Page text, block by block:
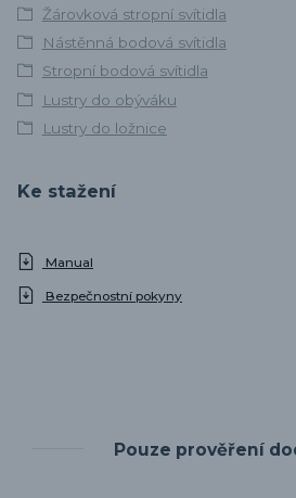
Žárovková stropní svítidla
Nástěnná bodová svítidla
Stropní bodová svítidla
Lustry do obýváku
Lustry do ložnice
Ke stažení
Manual
Bezpečnostní pokyny
Pouze prověření